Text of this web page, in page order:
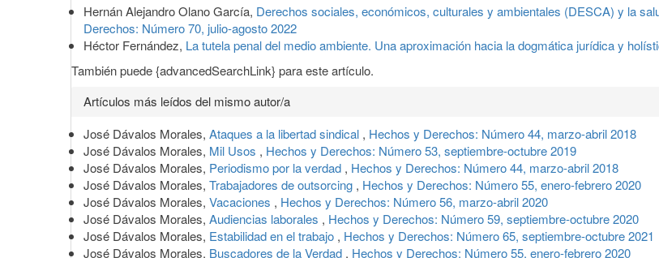
artículo
Hernán Alejandro Olano García, Derechos sociales, económicos, culturales y ambientales (DESCA) y la
Derechos: Número 70, julio-agosto 2022
Héctor Fernández, La tutela penal del medio ambiente. Una aproximación hacia la dogmática jurídica y
También puede {advancedSearchLink} para este artículo.
Artículos más leídos del mismo autor/a
José Dávalos Morales, Ataques a la libertad sindical , Hechos y Derechos: Número 44, marzo-abril 2018
José Dávalos Morales, Mil Usos , Hechos y Derechos: Número 53, septiembre-octubre 2019
José Dávalos Morales, Periodismo por la verdad , Hechos y Derechos: Número 44, marzo-abril 2018
José Dávalos Morales, Trabajadores de outsorcing , Hechos y Derechos: Número 55, enero-febrero 2020
José Dávalos Morales, Vacaciones , Hechos y Derechos: Número 56, marzo-abril 2020
José Dávalos Morales, Audiencias laborales , Hechos y Derechos: Número 59, septiembre-octubre 2020
José Dávalos Morales, Estabilidad en el trabajo , Hechos y Derechos: Número 65, septiembre-octubre 2021
José Dávalos Morales, Buscadores de la Verdad , Hechos y Derechos: Número 55, enero-febrero 2020